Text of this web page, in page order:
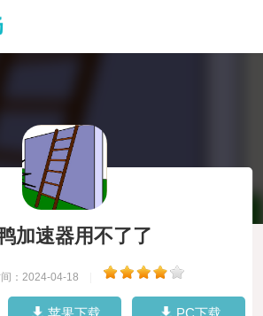
加速器用不了了
：2024-04-18
苹果下载 PC下载